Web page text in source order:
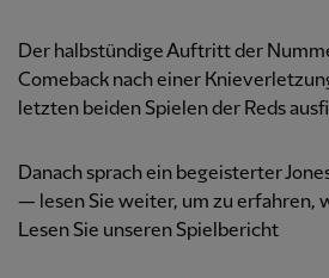
Der halbstündige Auftritt der
Comeback nach einer
letzten beiden Spielen der Reds
Danach sprach ein begeisterter
— lesen Sie weiter, um zu erfahren,
Lesen Sie unseren Spielbericht